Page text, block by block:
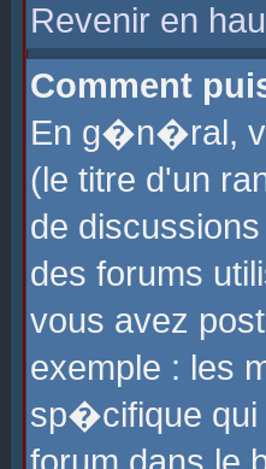
Revenir en
Comment
En g�n�ral,
(le titre d'un
de
des forums
vous avez
exemple : les
sp�cifique qui